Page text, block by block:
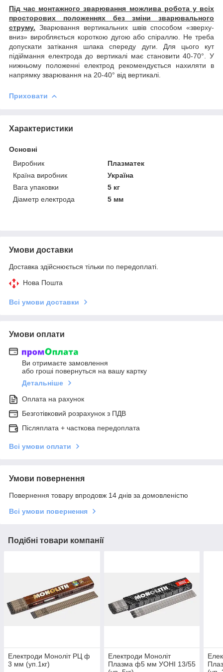
Під час монтажного зварювання можлива робота у всіх
просторових положеннях без зміни зварювального
струму. Зварювання вертикальних швів способом «зверху-
вниз» виробляється короткою дугою або спіраллю. Не треба
допускати затікання шлака спереду дуги. Для цього кут
підіймання електрода до вертикалі має становити 40-70°. У
нижньому положенні електрод рекомендується нахиляти в
напрямку зварювання на 20-40° від вертикалі.
Приховати
Характеристики
Основні
Виробник
Плазматек
Країна виробник
Україна
Вага упаковки
5 кг
Діаметр електрода
5 мм
Умови доставки
Доставка здійснюється тільки по передоплаті.
Нова Пошта
Всі умови доставки
Умови оплати
Ви отримаєте замовлення
або гроші повернуться на вашу картку
Детальніше
Оплата на рахунок
Безготівковий розрахунок з ПДВ
Післяплата + часткова передоплата
Всі умови оплати
Умови повернення
Повернення товару впродовж 14 днів за домовленістю
Всі умови повернення
Подібні товари компанії
Електроди Моноліт РЦ ф
3 мм (уп.1кг)
Електроди Моноліт
Плазма ф5 мм УОНІ 13/55